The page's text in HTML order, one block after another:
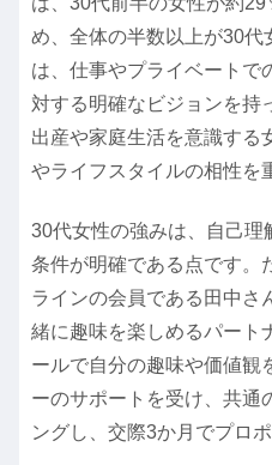
め、全体の半数以上が30代
は、仕事やプライベートで
対する明確なビジョンを持
出産や家庭生活を意識する
やライフスタイルの相性を
30代女性の強みは、自己理
条件が明確である点です。
ラインの会員である田中さ
緒に趣味を楽しめるパート
ールで自分の趣味や価値観
ーのサポートを受け、共通
ングし、交際3か月でプロ